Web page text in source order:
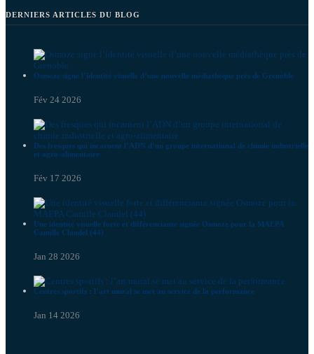
DERNIERS ARTICLES DU BLOG
Osmoze signe l’identité visuelle d’une nouvelle médiathèque près de Grenoble
Fév 24 2026
Des fresques qui incarnent l’ADN d’un groupe international de chimie industrielle
et agro-alimentaire
Fév 17 2026
Une identité visuelle forte et différenciante signée Osmoze pour la MAEPA
Camille Claudel (44)
Jan 28 2026
Centres sportifs : l’art mural se met au service de la performance
Jan 14 2026